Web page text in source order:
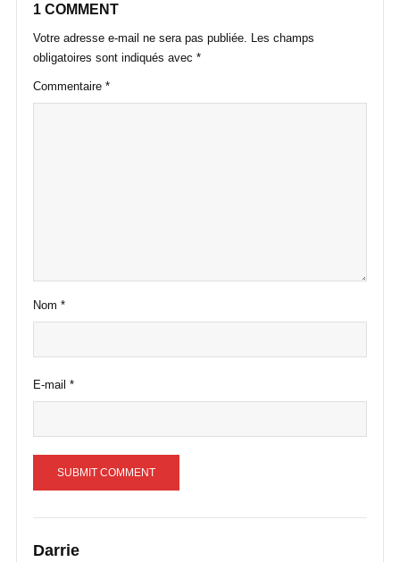
1 COMMENT
Votre adresse e-mail ne sera pas publiée. Les champs
obligatoires sont indiqués avec *
Commentaire *
Nom *
E-mail *
Darrie